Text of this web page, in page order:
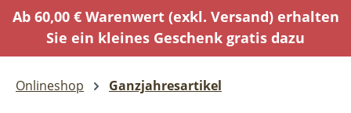
Ab 60,00 € Warenwert (exkl. Versand) erhalten
Sie ein kleines Geschenk gratis dazu
Onlineshop Ganzjahresartikel